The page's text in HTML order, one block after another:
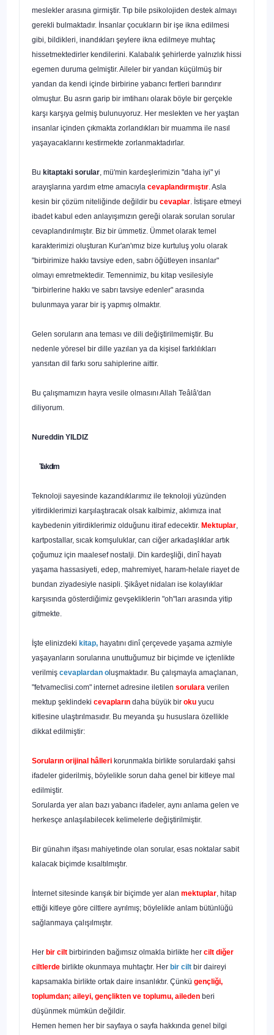
meslekler arasına girmiştir. Tıp bile psikolojiden destek almayı
gerekli bulmakta­dır. İnsanlar çocukların bir işe ikna edilmesi
gibi, bildikleri, inandıkları şeylere ikna edilmeye muhtaç
hissetmektedirler kendilerini. Kalabalık şehirlerde yalnızlık hissi
egemen duruma gelmiştir. Aileler bir yandan küçülmüş bir
yandan da kendi içinde birbirine yabancı fertleri barındırır
olmuştur. Bu asrın garip bir imtihanı olarak böyle bir gerçekle
karşı karşıya gelmiş bulunuyoruz. Her meslekten ve her yaştan
insanlar içinden çıkmakta zorlandıkları bir muamma ile nasıl
yaşayacaklarını kestirmekte zorlanmaktadırlar.
Bu kitaptaki sorular , mü'min kardeşlerimizin "daha iyi" yi
arayışlarına yardım etme amacıyla cevaplandırmıştır . Asla
kesin bir çözüm niteliğinde değildir bu cevaplar . İstişare etmeyi
ibadet kabul eden an­layışımızın gereği olarak sorulan sorular
cevaplandırılmıştır. Biz bir ümmetiz. Ümmet olarak temel
karakterimizi oluşturan Kur'an'ımız bize kurtuluş yolu olarak
"birbirimize hakkı tavsiye eden, sabrı öğütle­yen insanlar"
olmayı emretmektedir. Temennimiz, bu kitap vesilesiyle
"birbirlerine hakkı ve sabrı tavsiye edenler" arasında
bulunmaya yarar bir iş yapmış olmaktır.
Gelen soruların ana teması ve dili değiştirilmemiştir. Bu
nedenle yöresel bir dille yazılan ya da kişisel farklılıkları
yansıtan dil farkı soru sahiplerine aittir.
Bu çalışmamızın hayra vesile olmasını Allah Teâlâ'dan
diliyorum.
Nureddin YILDIZ
Takdim
Teknoloji sayesinde kazandıklarımız ile teknoloji yüzünden
yitir­diklerimizi karşılaştıracak olsak kalbimiz, aklımıza inat
kaybedenin yi­tirdiklerimiz olduğunu itiraf edecektir. Mektuplar
kartpostallar, sıcak komşuluklar, can ciğer arkadaşlıklar artık
çoğumuz için maalesef nos­talji. Din kardeşliği, dinî hayatı
yaşama hassasiyeti, edep, mahremiyet, haram-helale riayet de
bundan ziyadesiyle nasipli. Şikâyet nidaları ise kolaylıklar
karşısında gösterdiğimiz gevşekliklerin "oh"ları arasında yi­tip
gitmekte.
İşte elinizdeki kitap, hayatını dinî çerçevede yaşama azmiyle
yaşayanların sorularına unuttuğumuz bir biçimde ve içtenlikte
verilmiş cevaplardan oluşmaktadır. Bu çalışmayla amaçlanan,
"fetvameclisi.com" internet adresine iletilen sorulara verilen
mektup şeklindeki ce­vapların daha büyük bir oku yucu
kitlesine ulaştırılmasıdır. Bu meyanda şu hususlara özellikle
dikkat edilmiştir:
Soruların orijinal hâlleri korunmakla birlikte sorulardaki şahsi
ifade­ler giderilmiş, böylelikle sorun daha genel bir kitleye mal
edilmiştir.
Sorularda yer alan bazı yabancı ifadeler, aynı anlama gelen ve
her­kesçe anlaşılabilecek kelimelerle değiştirilmiştir.
Bir günahın ifşası mahiyetinde olan sorular, esas noktalar sabit
ka­lacak biçimde kısaltılmıştır.
İnternet sitesinde karışık bir biçimde yer alan mektuplar , hitap
etti­ği kitleye göre ciltlere ayrılmış; böylelikle anlam bütünlüğü
sağlan­maya çalışılmıştır.
Her bir cilt birbirinden bağımsız olmakla birlikte her cilt diğer
ciltler­de birlikte okunmaya muhtaçtır. Her bir cilt bir daireyi
kapsamakla birlikte ortak daire insanlıktır. Çünkü gençliği,
toplumdan; aileyi, gençlikten ve toplumu, aileden beri
düşünmek mümkün değildir.
Hemen hemen her bir sayfaya o sayfa hakkında genel bilgi